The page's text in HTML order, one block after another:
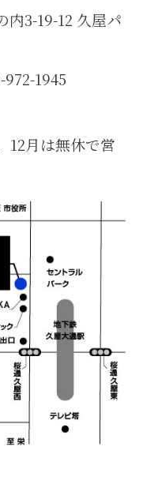
内3-19-12 久屋パ
1945
12月は無休で営